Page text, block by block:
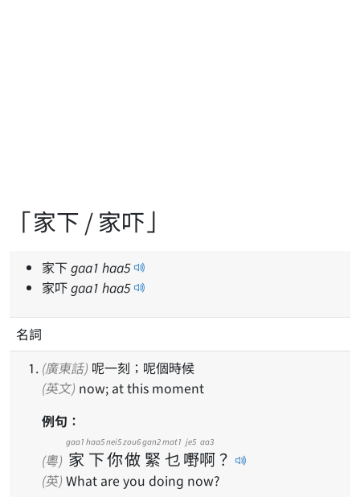
「家下 / 家吓」
家下gaa1 haa5
家吓gaa1 haa5
名詞
(廣東話) 呢一刻；呢個時候
(英文) now; at this moment
例句：
(粵) 家
gaa1
下
haa5
你
nei5
做
zou6
緊
gan2
乜
mat1
嘢
je5
啊
aa3
？
(英) What are you doing now?